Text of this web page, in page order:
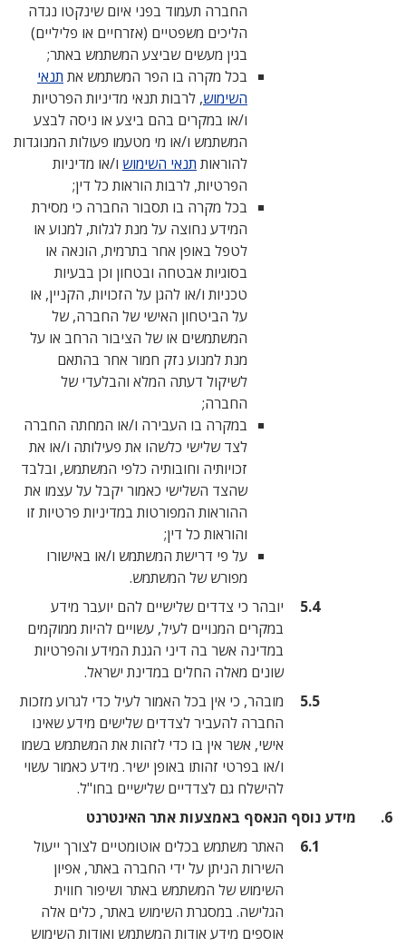
החברה תעמוד בפני איום שינקטו נגדה
הליכים משפטיים (אזרחיים או פליליים)
בגין מעשים שביצע המשתמש באתר;
בכל מקרה בו הפר המשתמש אתתנאי
, לרבות תנאי מדיניות הפרטיות
ו/או במקרים בהם ביצע או ניסה לבצע
המשתמש ו/או מי מטעמו פעולות המנוגדות
תנאי השימושו/או מדיניות
הפרטיות, לרבות הוראות כל דין;
בכל מקרה בו תסבור החברה כי מסירת
המידע נחוצה על מנת לגלות, למנוע או
לטפל באופן אחר בתרמית, הונאה או
בסוגיות אבטחה ובטחון וכן בבעיות
טכניות ו/או להגן על הזכויות, הקניין, או
על הביטחון האישי של החברה, של
המשתמשים או של הציבור הרחב או על
מנת למנוע נזק חמור אחר בהתאם
לשיקול דעתה המלא והבלעדי של
במקרה בו העבירה ו/או המחתה החברה
לצד שלישי כלשהו את פעילותה ו/או את
זכויותיה וחובותיה כלפי המשתמש, ובלבד
שהצד השלישי כאמור יקבל על עצמו את
ההוראות המפורטות במדיניות פרטיות זו
על פי דרישת המשתמש ו/או באישורו
מפורש של המשתמש.
יובהר כי צדדים שלישיים להם יועבר מידע
במקרים המנויים לעיל, עשויים להיות ממוקמים
במדינה אשר בה דיני הגנת המידע והפרטיות
שונים מאלה החלים במדינת ישראל.
מובהר, כי אין בכל האמור לעיל כדי לגרוע מזכות
החברה להעביר לצדדים שלישים מידע שאינו
אישי, אשר אין בו כדי לזהות את המשתמש בשמו
ו/או בפרטי זהותו באופן ישיר. מידע כאמור עשוי
להישלח גם לצדדיים שלישיים בחו"ל.
הנאסף באמצעות אתר האינטרנט
האתר משתמש בכלים אוטומטיים לצורך ייעול
השירות הניתן על ידי החברה באתר, אפיון
השימוש של המשתמש באתר ושיפור חווית
הגלישה. במסגרת השימוש באתר, כלים אלה
אוספים מידע אודות המשתמש ואודות השימוש